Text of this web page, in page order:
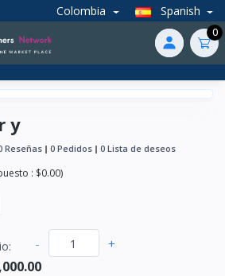
Colombia Spanish
0
y
Reseñas 0 Pedidos 0 Lista de deseos
: $0.00)
- +